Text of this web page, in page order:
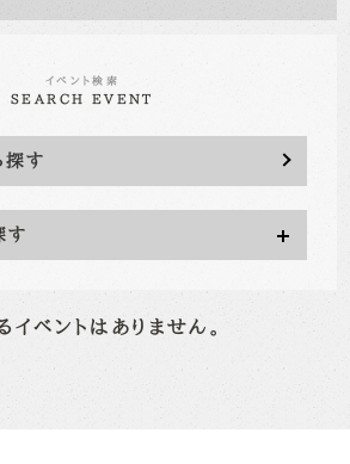
イベント検索
SEARCH EVENT
探す
す
ベントはありません。